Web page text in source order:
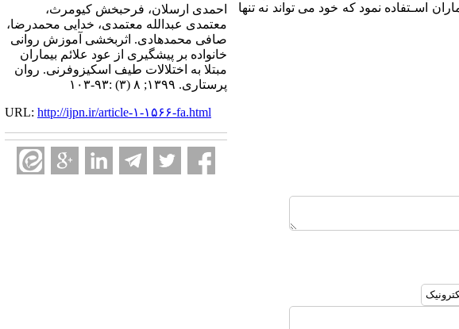
اسـتفاده نمود که خود می تواند نه تنها
احمدی ارسلان، فرحبخش کیومرث،
معتمدی عبدالله معتمدی، خدایی محمدرضا،
صافی محمدهادی. اثربخشی آموزش روانی
خانواده بر پیشگیری از عود علائم بیماران
مبتلا به اختلالات طیف اسکیزوفرنی. روان
پرستاری. ۱۳۹۹; ۸ (۳) :۹۳-۱۰۳
URL: http://ijpn.ir/article-۱-۱۵۶۶-fa.html